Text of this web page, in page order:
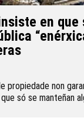
en que
propiedade non
só se manteñan